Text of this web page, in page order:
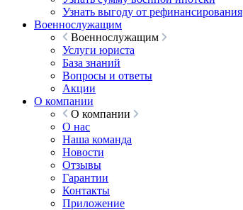
Узнать выгоду от рефинансирования
Военнослужащим
Военнослужащим
Услуги юриста
База знаний
Вопросы и ответы
Акции
О компании
О компании
О нас
Наша команда
Новости
Отзывы
Гарантии
Контакты
Приложение